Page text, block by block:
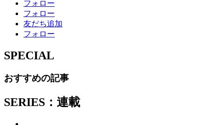
フォロー
フォロー
友だち追加
フォロー
SPECIAL
おすすめの記事
SERIES：連載